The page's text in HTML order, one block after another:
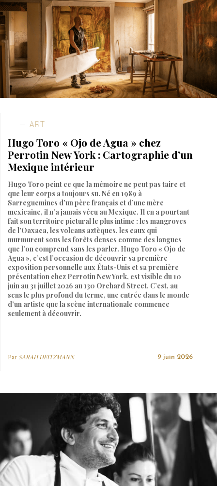
ART
Hugo Toro « Ojo de Agua » chez
Perrotin New York : Cartographie d’un
Mexique intérieur
Hugo Toro peint ce que la mémoire ne peut pas taire et
que leur corps a toujours su. Né en 1989 à
Sarreguemines d’un père français et d’une mère
mexicaine, il n’a jamais vécu au Mexique. Il en a pourtant
fait son territoire pictural le plus intime : les mangroves
de l’Oaxaca, les volcans aztèques, les eaux qui
murmurent sous les forêts denses comme des langues
que l’on comprend sans les parler. Hugo Toro « Ojo de
Agua », c’est l’occasion de découvrir sa première
exposition personnelle aux États-Unis et sa première
présentation chez Perrotin New York, est visible du 10
juin au 31 juillet 2026 au 130 Orchard Street. C’est, au
sens le plus profond du terme, une entrée dans le monde
d’un artiste que la scène internationale commence
seulement à découvrir.
Par SARAH HEITZMANN 9 juin 2026